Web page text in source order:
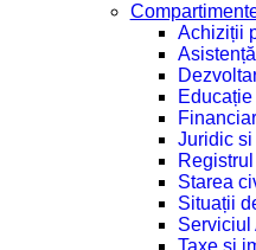
Achiziții
Juridic si
Starea
Situații
Serviciul
Taxe și